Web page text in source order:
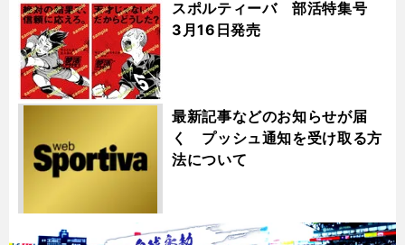
スポルティーバ 部活特集号
3月16日発売
最新記事などのお知らせが届
く プッシュ通知を受け取る方
法について